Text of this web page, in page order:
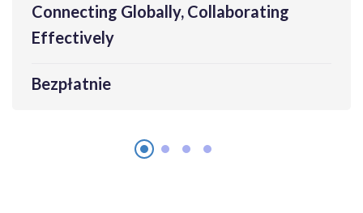
Connecting Globally, Collaborating
Effectively
Bezpłatnie
Enroll Now